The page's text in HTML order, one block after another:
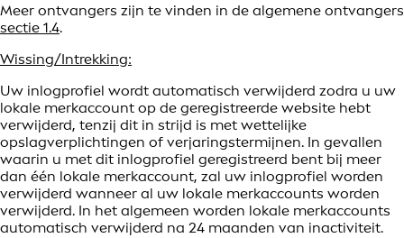
Meer ontvangers zijn te vinden in de algemene ontvangers
sectie 1.4.
Wissing/Intrekking:
Uw inlogprofiel wordt automatisch verwijderd zodra u uw
lokale merkaccount op de geregistreerde website hebt
verwijderd, tenzij dit in strijd is met wettelijke
opslagverplichtingen of verjaringstermijnen. In gevallen
waarin u met dit inlogprofiel geregistreerd bent bij meer
dan één lokale merkaccount, zal uw inlogprofiel worden
verwijderd wanneer al uw lokale merkaccounts worden
verwijderd. In het algemeen worden lokale merkaccounts
automatisch verwijderd na 24 maanden van inactiviteit.